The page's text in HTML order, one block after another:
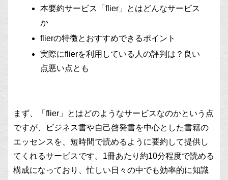
本要約サービス「flier」とはどんなサービス
か
flierの特徴とおすすめできるポイント
実際にflierを利用している人の評判は？良い
点悪い点とも
まず、「flier」とはどのようなサービスなのかという点
ですが、ビジネス書や自己啓発書を中心とした書籍の
エッセンスを、短時間で読めるように要約して提供し
てくれるサービスです。1冊あたり約10分程度で読める
構成になっており、忙しい日々の中でも効率的に知識